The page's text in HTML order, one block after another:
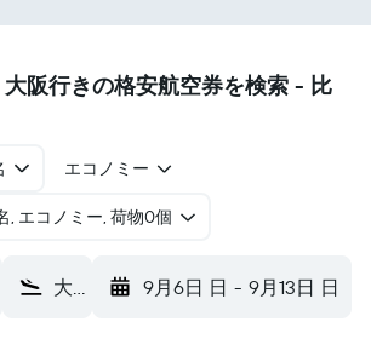
阪​行きの格安航空券を検索 - 比
エコノミー
, エコノミー, 荷物0個
大阪市 (OSA) 9月6日 日 - 9月13日 日